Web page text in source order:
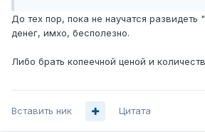
До тех пор, пока не научатся
денег, имхо, бесполезно.
Либо брать копеечной ценой и
Вставить ник Цитата